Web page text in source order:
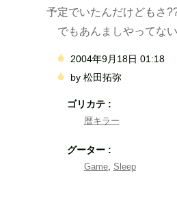
予定でいたんだけども
でもあんましやってな
2004年9月18日 01:18
by 松田拓弥
ゴリカテ :
暦キラー
グーター :
Game, Sleep